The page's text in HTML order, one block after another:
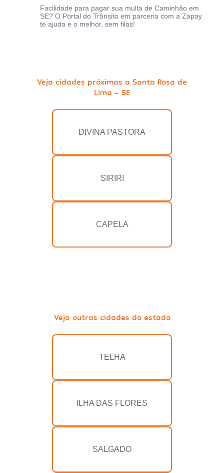
Facilidade para pagar sua multa de Caminhão em
SE? O Portal do Trânsito em parceria com a Zapay
te ajuda e o melhor, sem filas!
Veja cidades próximas a Santa Rosa de
Lima - SE
DIVINA PASTORA
SIRIRI
CAPELA
Veja outras cidades do estado
TELHA
ILHA DAS FLORES
SALGADO